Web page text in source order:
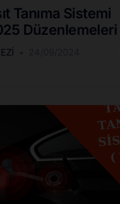
Tanıma Sistemi
Düzenlemeleri